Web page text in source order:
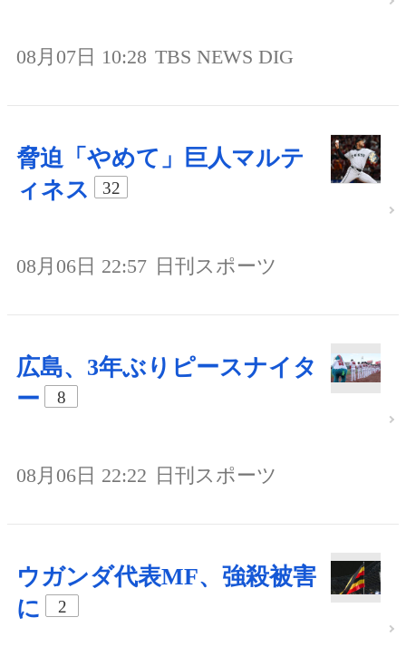
08月07日 10:28 TBS NEWS DIG
脅迫「やめて」巨人マルテ
ィネス
32
08月06日 22:57 日刊スポーツ
広島、3年ぶりピースナイタ
ー
8
08月06日 22:22 日刊スポーツ
ウガンダ代表MF、強殺被害
に
2